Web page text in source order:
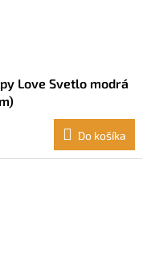
Love Svetlo modrá
Do košíka